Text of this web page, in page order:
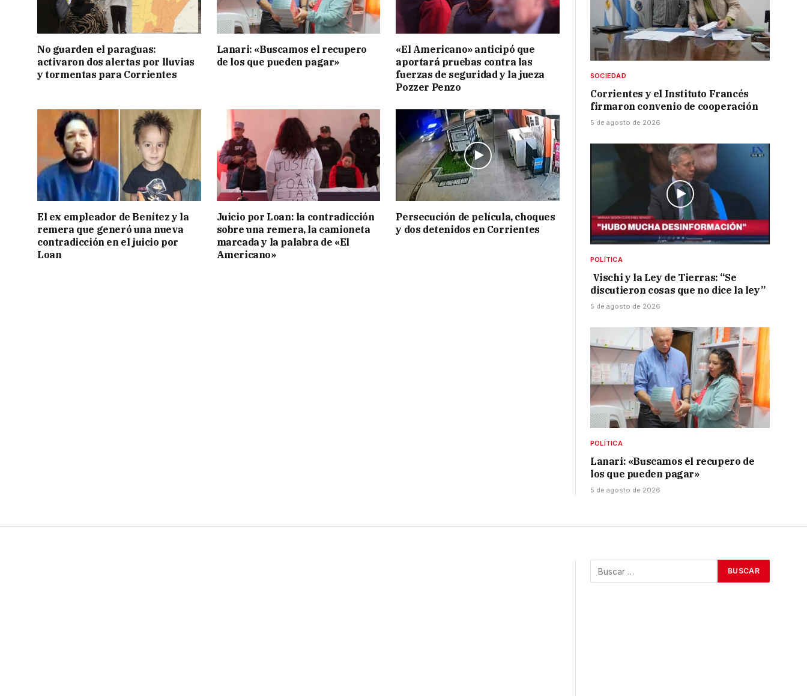
No guarden el paraguas:
activaron dos alertas por lluvias
y tormentas para Corrientes
Lanari: «Buscamos el recupero
de los que pueden pagar»
«El Americano» anticipó que
aportará pruebas contra las
fuerzas de seguridad y la jueza
Pozzer Penzo
El ex empleador de Benítez y la
remera que generó una nueva
contradicción en el juicio por
Loan
Juicio por Loan: la contradicción
sobre una remera, la camioneta
marcada y la palabra de «El
Americano»
Persecución de película, choques
y dos detenidos en Corrientes
SOCIEDAD
Corrientes y el Instituto Francés
firmaron convenio de cooperación
5 de agosto de 2026
POLÍTICA
Vischi y la Ley de Tierras: “Se
discutieron cosas que no dice la ley”
5 de agosto de 2026
POLÍTICA
Lanari: «Buscamos el recupero de
los que pueden pagar»
5 de agosto de 2026